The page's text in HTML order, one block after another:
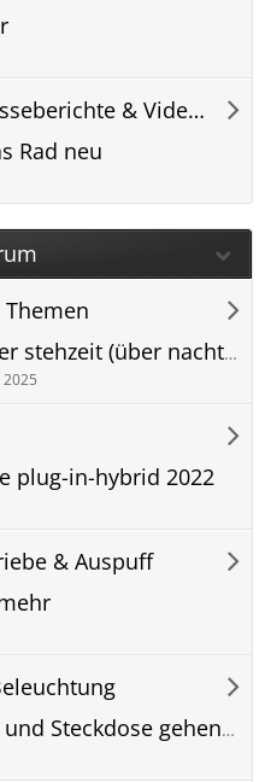
SantaFe CM - Test- & Presseberichte & Videos
Rad neu
Themen
springt nach längerer stehzeit (über nacht) schlecht an
plug-in-hybrid 2022
& Auspuff
Zigarettenanzünder und Steckdose gehen nicht Sicherung ist in Ordnung